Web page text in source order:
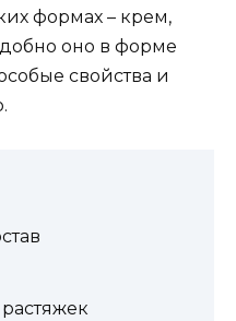
формах – крем,
оно в форме
свойства и